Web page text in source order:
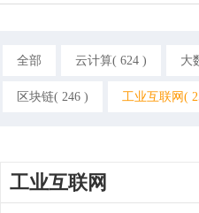
全部 云计算( 624 ) 大
区块链( 246 ) 工业互联网(
工业互联网